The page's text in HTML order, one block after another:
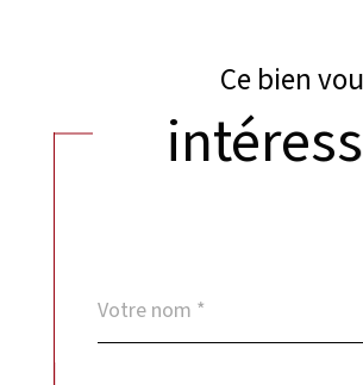
Ce bien
Fieldset
par
*